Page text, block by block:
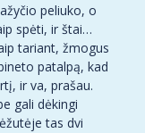
peliuko, o
spėti, ir štai…
tariant, žmogus
patalpą, kad
ir va, prašau.
gali dėkingi
tas dvi